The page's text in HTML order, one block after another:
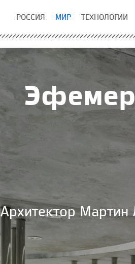
РОССИЯ МИР ТЕХНОЛОГИИ
Архитектор Мартин